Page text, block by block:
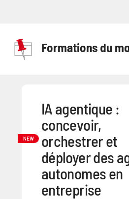
Formations du
NEW
IA agentique :
concevoir,
orchestrer et
déployer des
autonomes en
entreprise